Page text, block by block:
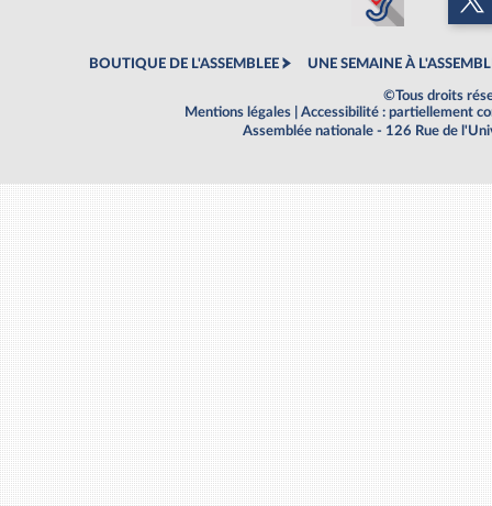
BOUTIQUE DE L'ASSEMBLEE UNE SEMAINE À
©Tous droits
Mentions légales
Accessibilité : partiellement
Assemblée nationale - 126 Rue de